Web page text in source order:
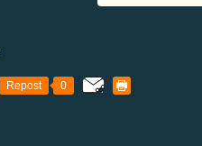
Repost 0